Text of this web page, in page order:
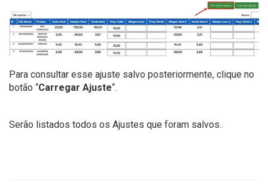
Para consultar esse ajuste salvo posteriormente, clique no
botão “Carregar Ajuste“.
Serão listados todos os Ajustes que foram salvos.